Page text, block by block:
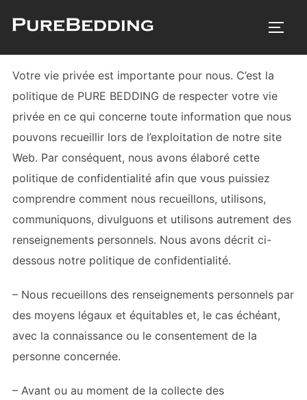
Votre vie privée est importante pour nous. C’est la
politique de PURE BEDDING de respecter votre vie
privée en ce qui concerne toute information que nous
pouvons recueillir lors de l’exploitation de notre site
Web. Par conséquent, nous avons élaboré cette
politique de confidentialité afin que vous puissiez
comprendre comment nous recueillons, utilisons,
communiquons, divulguons et utilisons autrement des
renseignements personnels. Nous avons décrit ci-
dessous notre politique de confidentialité.
– Nous recueillons des renseignements personnels par
des moyens légaux et équitables et, le cas échéant,
avec la connaissance ou le consentement de la
personne concernée.
– Avant ou au moment de la collecte des